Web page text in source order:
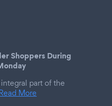
Shoppers During
part of the
More